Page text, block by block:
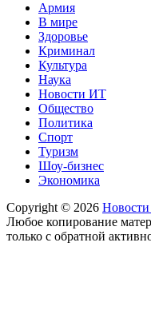
Армия
В мире
Здоровье
Криминал
Культура
Наука
Новости ИТ
Общество
Политика
Спорт
Туризм
Шоу-бизнес
Экономика
Copyright © 2026 Новости
Любое копирование
только с обратной